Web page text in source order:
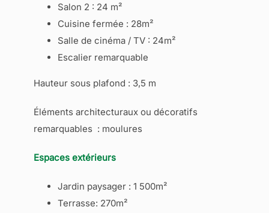
Salon 2 : 24 m²
Cuisine fermée : 28m²
Salle de cinéma / TV : 24m²
Escalier remarquable
Hauteur sous plafond : 3,5 m
Éléments architecturaux ou décoratifs
remarquables : moulures
Espaces extérieurs
Jardin paysager : 1 500m²
Terrasse: 270m²